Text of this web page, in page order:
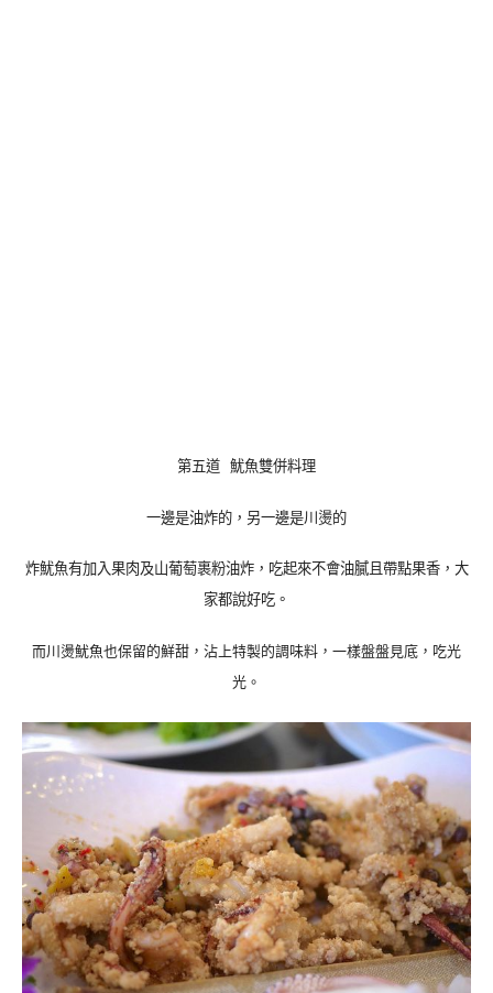
第五道 魷魚雙併料理
一邊是油炸的，另一邊是川燙的
炸魷魚有加入果肉及山葡萄裹粉油炸，吃起來不會油膩且帶點果香，大
家都說好吃。
而川 燙魷魚也保留的鮮甜，沾上特製的調味料，一樣盤盤見底，吃光
光。